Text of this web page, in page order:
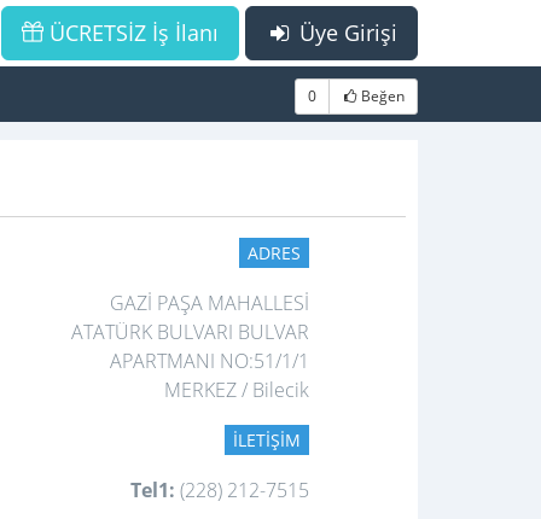
Üye Girişi
ÜCRETSİZ İş İlanı
0 Beğen
ADRES
GAZİ PAŞA MAHALLESİ
ATATÜRK BULVARI BULVAR
APARTMANI NO:51/1/1
MERKEZ / Bilecik
İLETIŞIM
Tel1: (228) 212-7515